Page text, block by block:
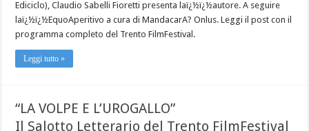
Ediciclo), Claudio Sabelli Fioretti presenta laï¿½ï¿½autore. A seguire
laï¿½ï¿½EquoAperitivo a cura di MandacarA? Onlus. Leggi il post con il
programma completo del Trento FilmFestival.
Leggi tutto »
“LA VOLPE E L’UROGALLO”
Il Salotto Letterario del Trento FilmFestival